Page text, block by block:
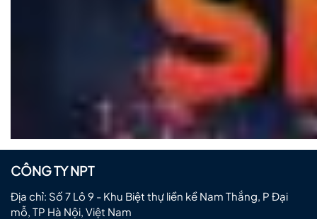
CÔNG TY NPT
Địa chỉ: Số 7 Lô 9 - Khu Biệt thự liền kề Nam Thắng, P Đại
mỗ, TP Hà Nội, Việt Nam